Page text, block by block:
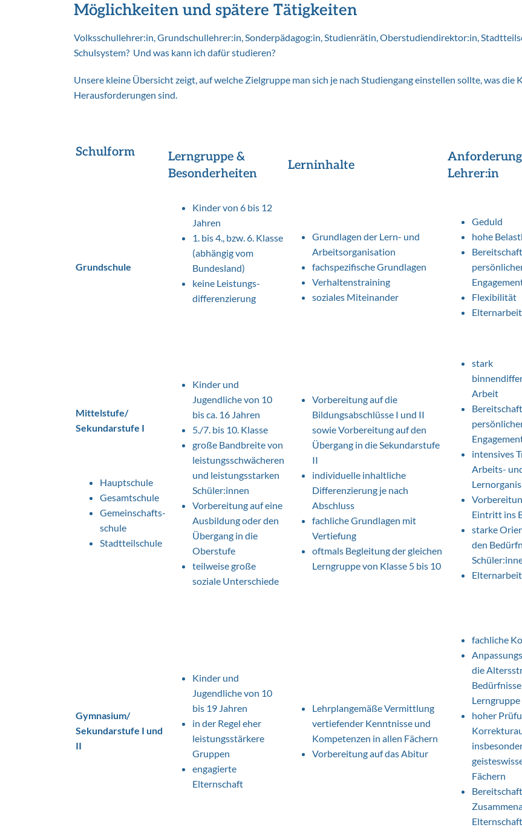
Möglichkeiten und spätere Tätigkeiten
Volksschullehrer:in, Grundschullehrer:in, Sonderpädagog:in, Studienrätin, Oberstudiendirektor:in,
Schulsystem? Und was kann ich dafür studieren?
Unsere kleine Übersicht zeigt, auf welche Zielgruppe man sich je nach Studiengang einstellen sollte, was
Herausforderungen sind.
Schulform
Lerngruppe &
Besonderheiten
Lerninhalte
Lehrer:in
Grundschule
Kinder von 6 bis 12
Jahren
1. bis 4., bzw. 6. Klasse
(abhängig vom
Bundesland)
keine Leistungs-
differenzierung
Grundlagen der Lern- und
Arbeitsorganisation
fachspezifische Grundlagen
Verhaltenstraining
soziales Miteinander
Geduld
hohe
Flexibilität
Elternarbeit
Mittelstufe/
Sekundarstufe I
Hauptschule
Gesamtschule
Gemeinschafts-
schule
Stadtteilschule
Kinder und
Jugendliche von 10
bis ca. 16 Jahren
5./7. bis 10. Klasse
große Bandbreite von
leistungsschwächeren
und leistungsstarken
Schüler:innen
Vorbereitung auf eine
Ausbildung oder den
Übergang in die
Oberstufe
teilweise große
soziale Unterschiede
Vorbereitung auf die
Bildungsabschlüsse I und II
sowie Vorbereitung auf den
Übergang in die Sekundarstufe
II
individuelle inhaltliche
Differenzierung je nach
Abschluss
fachliche Grundlagen mit
Vertiefung
oftmals Begleitung der gleichen
Lerngruppe von Klasse 5 bis 10
stark
Arbeit
intensives
Arbeits-
Eintritt ins
starke
den
Elternarbeit
Gymnasium/
Sekundarstufe I und
II
Kinder und
Jugendliche von 10
bis 19 Jahren
in der Regel eher
leistungsstärkere
Gruppen
engagierte
Elternschaft
Lehrplangemäße Vermittlung
vertiefender Kenntnisse und
Kompetenzen in allen Fächern
Vorbereitung auf das Abitur
fachliche
die
Lerngruppe
hoher
Fächern
Elternschaft